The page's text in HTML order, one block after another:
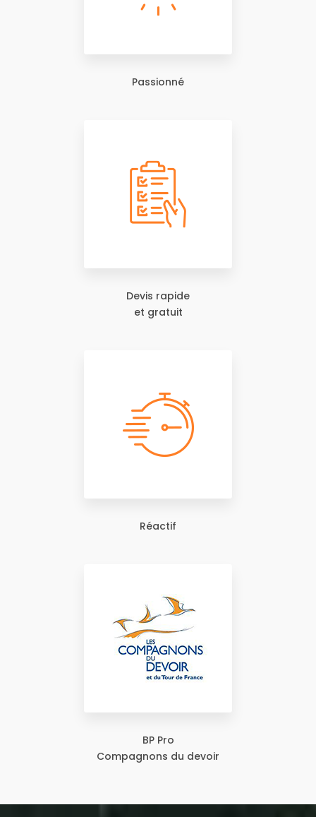
Passionné
Devis rapide
et gratuit
Réactif
BP Pro
Compagnons du devoir